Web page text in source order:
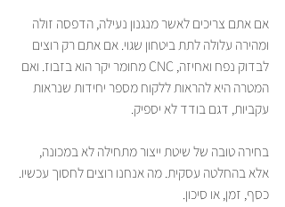
אם אתם צריכים לאשר מנגנון נעילה, הדפסה זולה
ומהירה עלולה לתת ביטחון שגוי. אם אתם רק רוצים
לבדוק נפח ואחיזה, CNC מחומר יקר הוא בזבוז. ואם
המטרה היא להראות ללקוח מספר יחידות שנראות
עקביות, דגם בודד לא יספיק.
בחירה טובה של שיטת ייצור מתחילה לא במכונה,
אלא בהחלטה עסקית. מה אנחנו רוצים לחסוך עכשיו.
כסף, זמן, או סיכון.